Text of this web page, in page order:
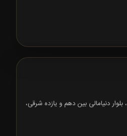
تهران، شهرک اندیشه، فاز 1، بلوار دنیامالی بین دهم و یازده شرقی،